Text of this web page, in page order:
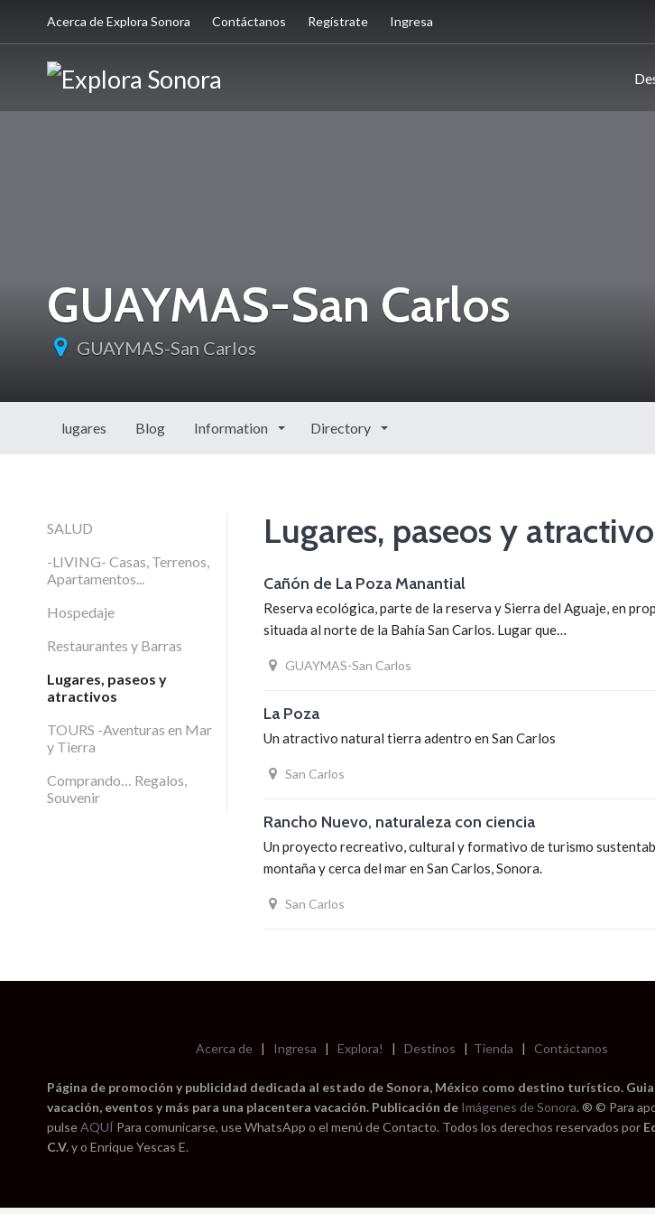
Acerca de Explora Sonora Contáctanos Regístrate Ingresa
GUAYMAS-San Carlos
GUAYMAS-San Carlos
lugares Blog Information Directory
Lugares, paseos y
Cañón de La Poza Manantial
Reserva ecológica, parte de la reserva y Sierra del Aguaje, en
situada al norte de la Bahía San Carlos. Lugar que…
GUAYMAS-San Carlos
La Poza
Un atractivo natural tierra adentro en San Carlos
San Carlos
Rancho Nuevo, naturaleza con ciencia
Un proyecto recreativo, cultural y formativo de turismo
montaña y cerca del mar en San Carlos, Sonora.
San Carlos
SALUD
-LIVING- Casas, Terrenos,
Apartamentos...
Hospedaje
Restaurantes y Barras
Lugares, paseos y
atractivos
TOURS -Aventuras en Mar
y Tierra
Comprando… Regalos,
Souvenir
Acerca de | Ingresa | Explora! | Destinos | Tienda | Contáctanos
Página de promoción y publicidad dedicada al estado de Sonora, México como destino turístico.
vacación, eventos y más para una placentera vacación. Publicación de Imágenes de Sonora. ® © Para
pulseAQUÍ Para comunicarse, use WhatsApp o el menú de Contacto. Todos los derechos reservados por
C.V.y o Enrique Yescas E.